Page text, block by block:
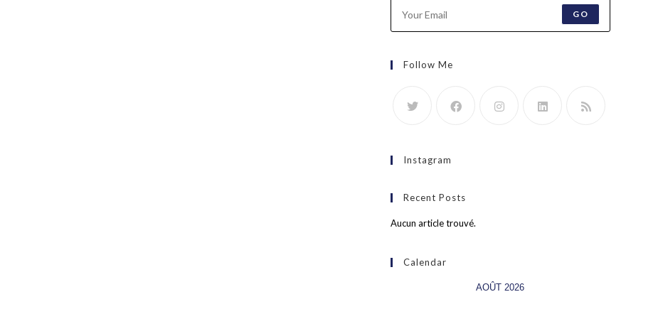
GO
Follow Me
Instagram
Recent Posts
Aucun article trouvé.
Calendar
AOÛT 2026